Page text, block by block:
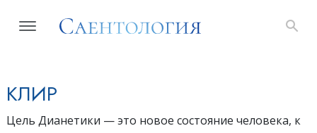
KЛИР
Цель Дианетики — это новое состояние человека, к